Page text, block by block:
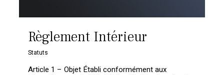
Règlement Intérieur
Statuts
Article 1 – Objet Établi conformément aux